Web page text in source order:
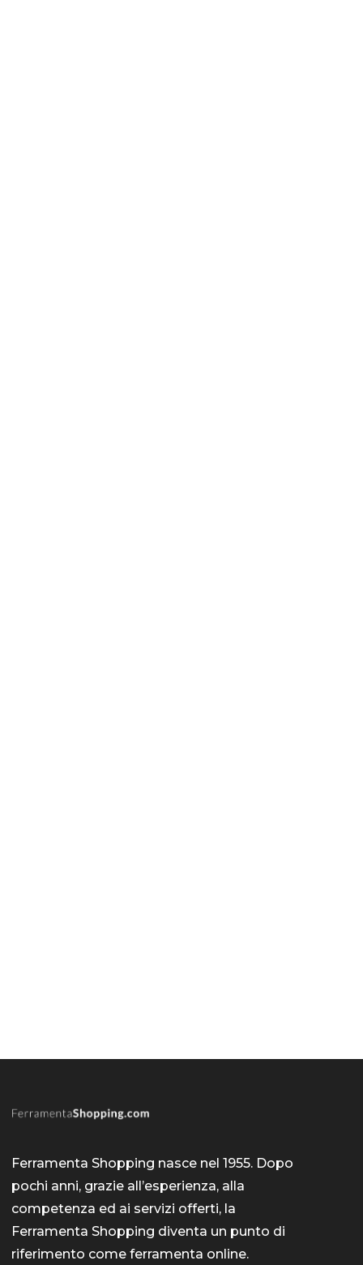
Ferramenta Shopping nasce nel 1955. Dopo
pochi anni, grazie all’esperienza, alla
competenza ed ai servizi offerti, la
Ferramenta Shopping diventa un punto di
riferimento come ferramenta online.